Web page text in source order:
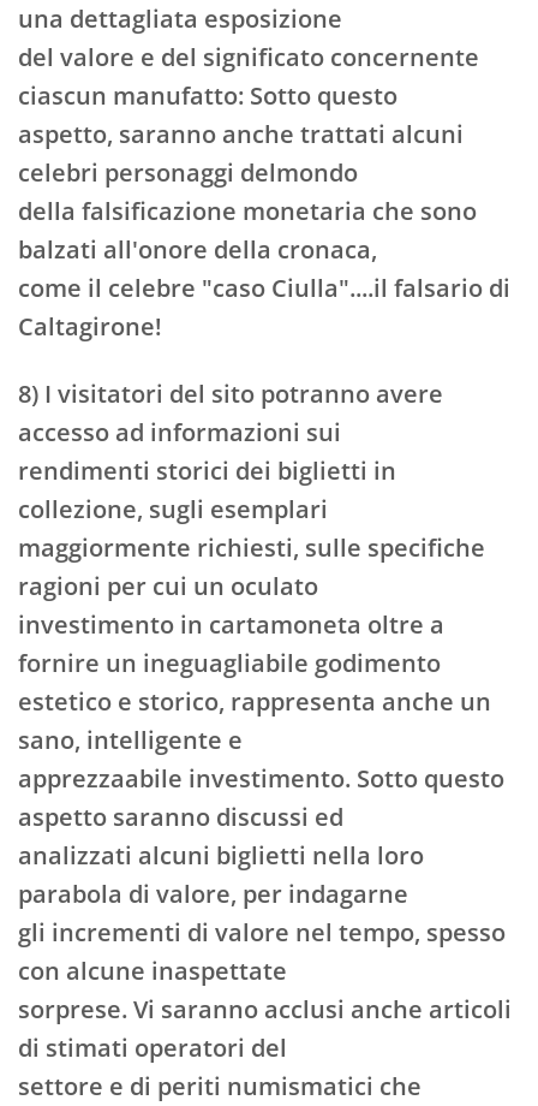
una dettagliata esposizione
del valore e del significato concernente
ciascun manufatto: Sotto questo
aspetto, saranno anche trattati alcuni
celebri personaggi delmondo
della falsificazione monetaria che sono
balzati all'onore della cronaca,
come il celebre "caso Ciulla"....il falsario di
Caltagirone!
8) I visitatori del sito potranno avere
accesso ad informazioni sui
rendimenti storici dei biglietti in
collezione, sugli esemplari
maggiormente richiesti, sulle specifiche
ragioni per cui un oculato
investimento in cartamoneta oltre a
fornire un ineguagliabile godimento
estetico e storico, rappresenta anche un
sano, intelligente e
apprezzaabile investimento. Sotto questo
aspetto saranno discussi ed
analizzati alcuni biglietti nella loro
parabola di valore, per indagarne
gli incrementi di valore nel tempo, spesso
con alcune inaspettate
sorprese. Vi saranno acclusi anche articoli
di stimati operatori del
settore e di periti numismatici che